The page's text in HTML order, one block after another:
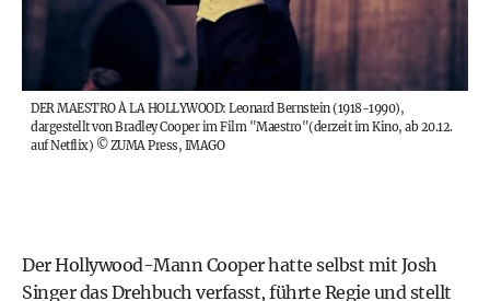
DER MAESTRO À LA HOLLYWOOD: Leonard Bernstein (1918-1990),
dargestellt von Bradley Cooper im Film "Maestro"(derzeit im Kino, ab 20.12.
auf Netflix) ©ZUMA Press, IMAGO
Der Hollywood-Mann Cooper hatte selbst mit Josh
Singer das Drehbuch verfasst, führte Regie und stellt